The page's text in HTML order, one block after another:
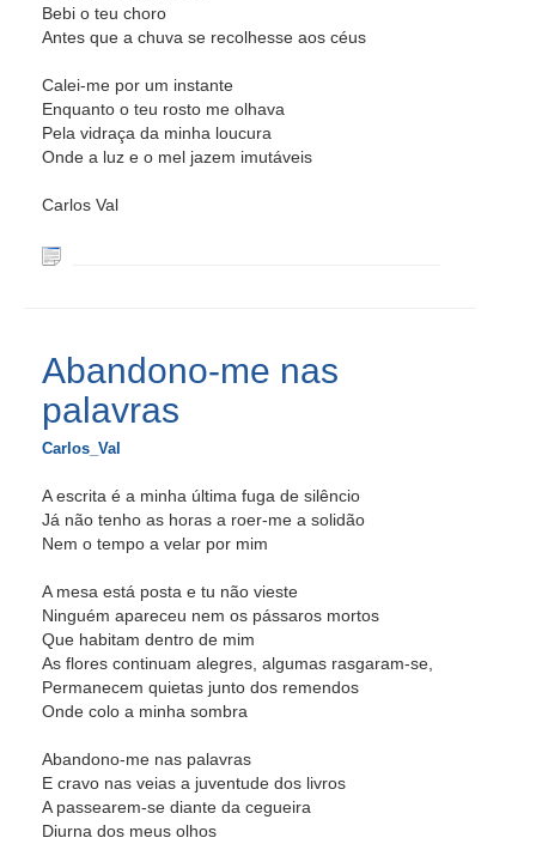
Bebi o teu choro
Antes que a chuva se recolhesse aos céus
Calei-me por um instante
Enquanto o teu rosto me olhava
Pela vidraça da minha loucura
Onde a luz e o mel jazem imutáveis
Carlos Val
Abandono-me nas
palavras
Carlos_Val
A escrita é a minha última fuga de silêncio
Já não tenho as horas a roer-me a solidão
Nem o tempo a velar por mim
A mesa está posta e tu não vieste
Ninguém apareceu nem os pássaros mortos
Que habitam dentro de mim
As flores continuam alegres, algumas rasgaram-se,
Permanecem quietas junto dos remendos
Onde colo a minha sombra
Abandono-me nas palavras
E cravo nas veias a juventude dos livros
A passearem-se diante da cegueira
Diurna dos meus olhos